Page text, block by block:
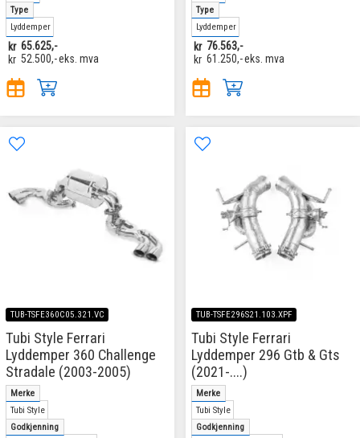
Type
Lyddemper
kr 65.625,-
kr 52.500,-eks. mva
Type
Lyddemper
kr 76.563,-
kr 61.250,-eks. mva
TUB-TSFE360C05.321.VC
Tubi Style Ferrari
Lyddemper 360 Challenge
Stradale (2003-2005)
Merke
Tubi Style
Godkjenning
TUB-TSFE296S21.103.XPF
Tubi Style Ferrari
Lyddemper 296 Gtb & Gts
(2021-....)
Merke
Tubi Style
Godkjenning